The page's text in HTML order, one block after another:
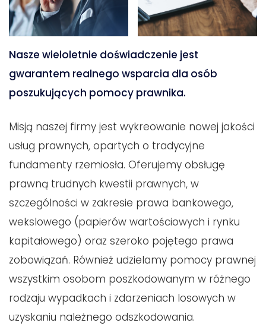
Nasze wieloletnie doświadczenie jest
gwarantem realnego wsparcia dla osób
poszukujących pomocy prawnika.
Misją naszej firmy jest wykreowanie nowej jakości
usług prawnych, opartych o tradycyjne
fundamenty rzemiosła. Oferujemy obsługę
prawną trudnych kwestii prawnych, w
szczególności w zakresie prawa bankowego,
wekslowego (papierów wartościowych i rynku
kapitałowego) oraz szeroko pojętego prawa
zobowiązań. Również udzielamy pomocy prawnej
wszystkim osobom poszkodowanym w różnego
rodzaju wypadkach i zdarzeniach losowych w
uzyskaniu należnego odszkodowania.